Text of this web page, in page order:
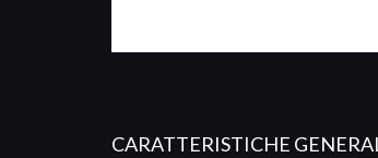
CARATTERISTICHE